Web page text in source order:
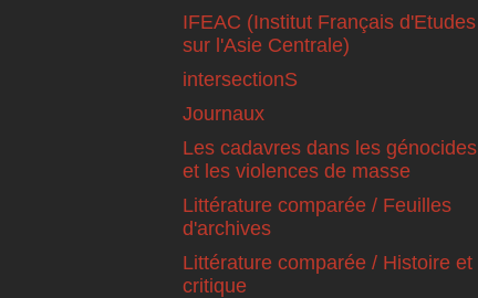
IFEAC (Institut Français d'Etudes
sur l'Asie Centrale)
intersectionS
Journaux
Les cadavres dans les génocides
et les violences de masse
Littérature comparée / Feuilles
d'archives
Littérature comparée / Histoire et
critique